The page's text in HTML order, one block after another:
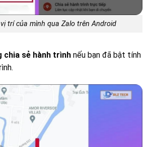
trí của mình qua Zalo trên Android
chia sẻ hành trình nếu bạn đã bật tính